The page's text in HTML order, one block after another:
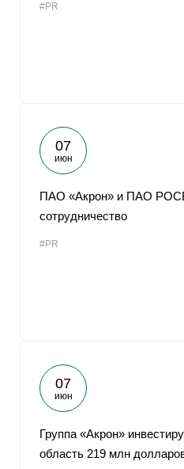
#PR
07
июн
ПАО «Акрон» и ПАО
сотрудничество
#PR
07
июн
Группа «Акрон»
область 219 млн